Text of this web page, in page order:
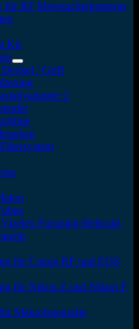
für RF Messsucherkameras
Kit
Deckel / Griff
2
Focusing Helicoid
für Canon RF und EOS
für Nikon Z und Nikon F
Makrofotografie